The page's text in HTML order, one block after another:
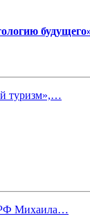
туризм»,…
РФ Михаила…